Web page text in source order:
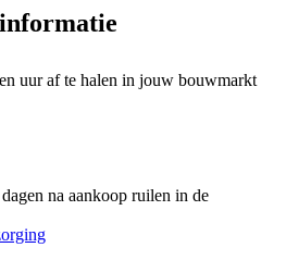
uur af te halen in jouw bouwmarkt
na aankoop ruilen in de